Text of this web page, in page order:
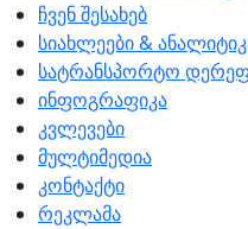
ჩვენ შესახებ
სიახლეები &
სატრანსპორტო
ინფოგრაფიკა
კვლევები
მულტიმედია
კონტაქტი
რეკლამა